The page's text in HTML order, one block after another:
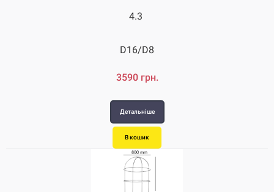
4.3
D16/D8
3590 грн.
Детальніше
В кошик